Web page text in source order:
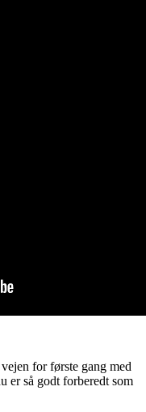
for første gang med
er så godt forberedt som